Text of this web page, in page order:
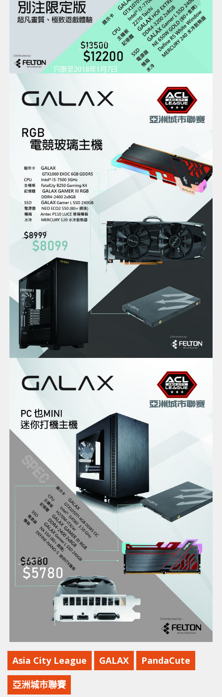
Asia City League GALAX PandaCute
亞洲城市聯賽